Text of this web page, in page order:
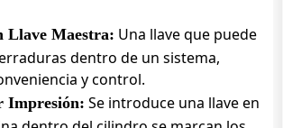
Llave Maestra: Una llave que puede
dentro de un sistema,
y control.
Impresión: Se introduce una llave en